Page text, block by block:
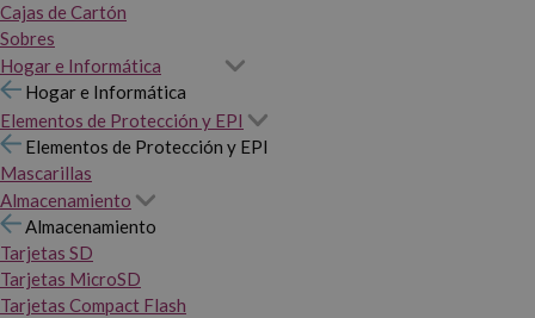
Cajas de Cartón
Sobres
Hogar e Informática
Hogar e Informática
Elementos de Protección y EPI
Elementos de Protección y EPI
Mascarillas
Almacenamiento
Almacenamiento
Tarjetas SD
Tarjetas MicroSD
Tarjetas Compact Flash